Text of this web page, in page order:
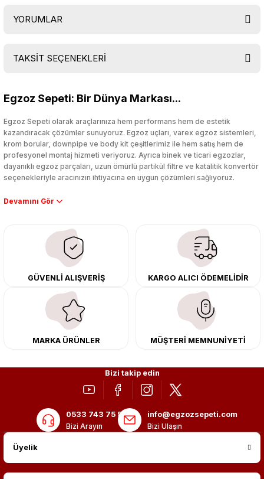
YORUMLAR
TAKSİT SEÇENEKLERİ
Egzoz Sepeti: Bir Dünya Markası...
Egzoz Sepeti olarak araçlarınıza hem performans hem de estetik
kazandıracak çözümler sunuyoruz. Egzoz uçları, varex egzoz sistemleri,
krom borular, downpipe ve body kit çeşitlerimiz ile hem satış hem de
profesyonel montaj hizmeti veriyoruz. Ayrıca binek ve ticari egzozlar,
dayanıklı egzoz parçaları, uzun ömürlü partikül filtre ve katalitik konvertör
seçenekleriyle aracınızın ihtiyacına en uygun çözümleri sağlıyoruz.
Performans artışı isteyen sürücüler için özel performans egzozları ve
çıkma orijinal ürünler ile yenileyebilir, body kit uygulamalarıyla aracınızın
tasarımını ve aerodinamisini üst seviyeye taşıyabilirsiniz.
Tüm ürünlerimiz orijinal, dayanıklı ve uzun ömürlüdür. İstanbul’daki montaj
merkezimizde profesyonel montaj yapıyor, Türkiye’nin her yerine güvenli
kargo ile teslimat gerçekleştiriyoruz. Aracınıza değer katmak için doğru
adres: Egzoz Sepeti.
GÜVENLİ ALIŞVERİŞ KARGO ALICI ÖDEMELİDİR
MARKA ÜRÜNLER MÜŞTERİ MEMNUNİYETİ
Bizi takip edin
0533 743 75 56
Bizi Arayın
info@egzozsepeti.com
Bizi Ulaşın
Üyelik